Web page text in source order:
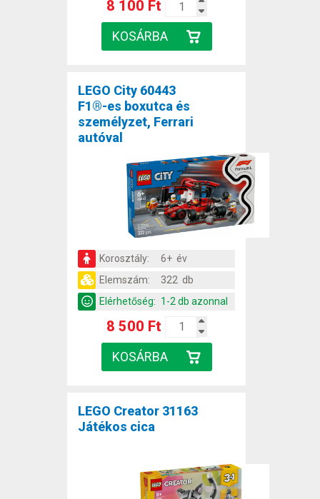
8 100 Ft
LEGO City 60443
F1®-es boxutca és
személyzet, Ferrari
autóval
Korosztály:
6+ év
Elemszám:
322 db
Elérhetőség: 1-2 db azonnal
8 500 Ft
LEGO Creator 31163
Játékos cica